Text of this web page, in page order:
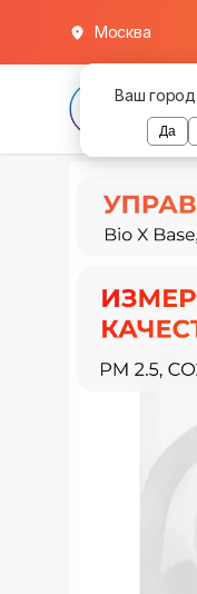
Ваш город
Да
Москва
в наличии
в наличии
в наличии